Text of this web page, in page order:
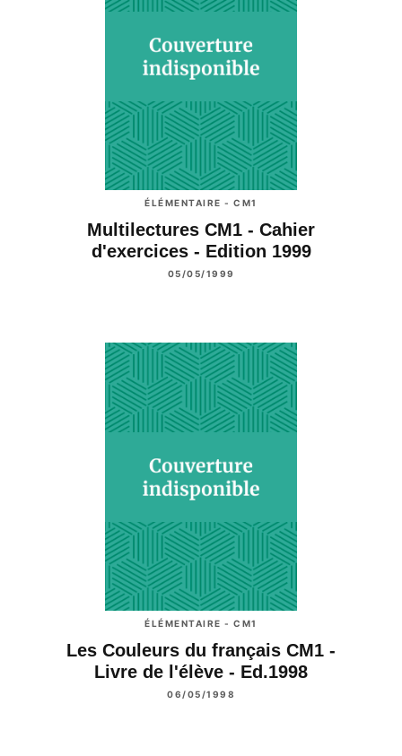
ÉLÉMENTAIRE - CM1
Multilectures CM1 - Cahier
d'exercices - Edition 1999
05/05/1999
ÉLÉMENTAIRE - CM1
Les Couleurs du français CM1 -
Livre de l'élève - Ed.1998
06/05/1998